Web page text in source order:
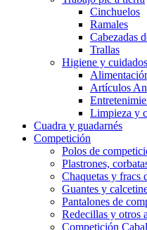
Cinchuelos
Ramales
Cabezadas
Trallas
Higiene y cuidados
Artículos
Limpieza y
Cuadra y guadarnés
Competición
Polos de
Plastrones,
Chaquetas y fracs
Guantes y
Pantalones de
Redecillas y otros
Competición